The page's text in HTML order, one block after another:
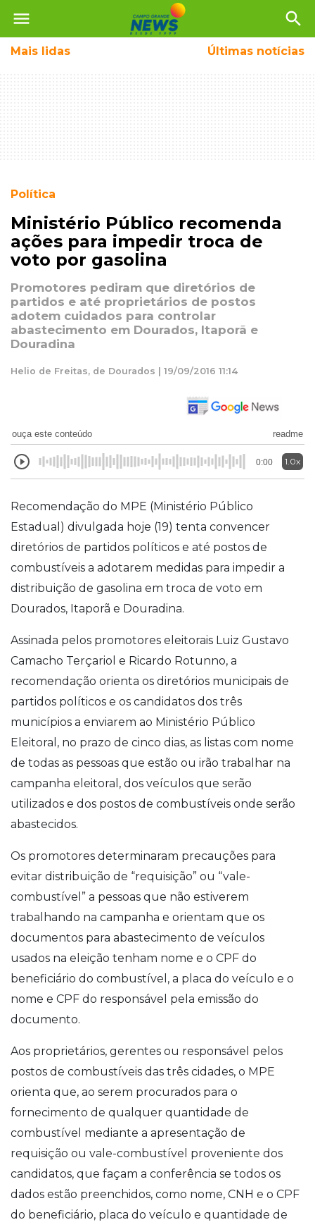
menu search
Mais lidas Últimas notícias
Política
Ministério Público recomenda
ações para impedir troca de
voto por gasolina
Promotores pediram que diretórios de
partidos e até proprietários de postos
adotem cuidados para controlar
abastecimento em Dourados, Itaporã e
Douradina
Helio de Freitas, de Dourados | 19/09/2016 11:14
ouça este conteúdo readme
0:00 1.0x
Recomendação do MPE (Ministério Público
Estadual) divulgada hoje (19) tenta convencer
diretórios de partidos políticos e até postos de
combustíveis a adotarem medidas para impedir a
distribuição de gasolina em troca de voto em
Dourados, Itaporã e Douradina.
Assinada pelos promotores eleitorais Luiz Gustavo
Camacho Terçariol e Ricardo Rotunno, a
recomendação orienta os diretórios municipais de
partidos políticos e os candidatos dos três
municípios a enviarem ao Ministério Público
Eleitoral, no prazo de cinco dias, as listas com nome
de todas as pessoas que estão ou irão trabalhar na
campanha eleitoral, dos veículos que serão
utilizados e dos postos de combustíveis onde serão
abastecidos.
Os promotores determinaram precauções para
evitar distribuição de “requisição” ou “vale-
combustível” a pessoas que não estiverem
trabalhando na campanha e orientam que os
documentos para abastecimento de veículos
usados na eleição tenham nome e o CPF do
beneficiário do combustível, a placa do veículo e o
nome e CPF do responsável pela emissão do
documento.
Aos proprietários, gerentes ou responsável pelos
postos de combustíveis das três cidades, o MPE
orienta que, ao serem procurados para o
fornecimento de qualquer quantidade de
combustível mediante a apresentação de
requisição ou vale-combustível proveniente dos
candidatos, que façam a conferência se todos os
dados estão preenchidos, como nome, CNH e o CPF
do beneficiário, placa do veículo e quantidade de